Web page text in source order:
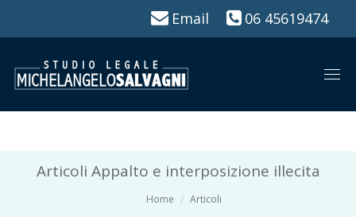
Email 06 45619474
Articoli Appalto e interposizione illecita
Home Articoli